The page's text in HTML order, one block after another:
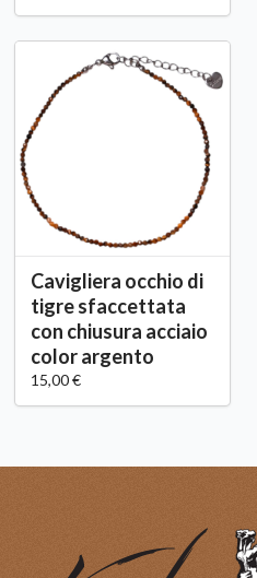
Cavigliera occhio di
tigre sfaccettata
con chiusura acciaio
color argento
15,00 €